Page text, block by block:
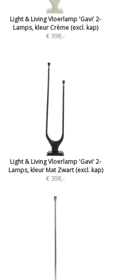
Light & Living Vloerlamp 'Gavi' 2-
Lamps, kleur Crème (excl. kap)
€ 398,-
Light & Living Vloerlamp 'Gavi' 2-
Lamps, kleur Mat Zwart (excl. kap)
€ 398,-